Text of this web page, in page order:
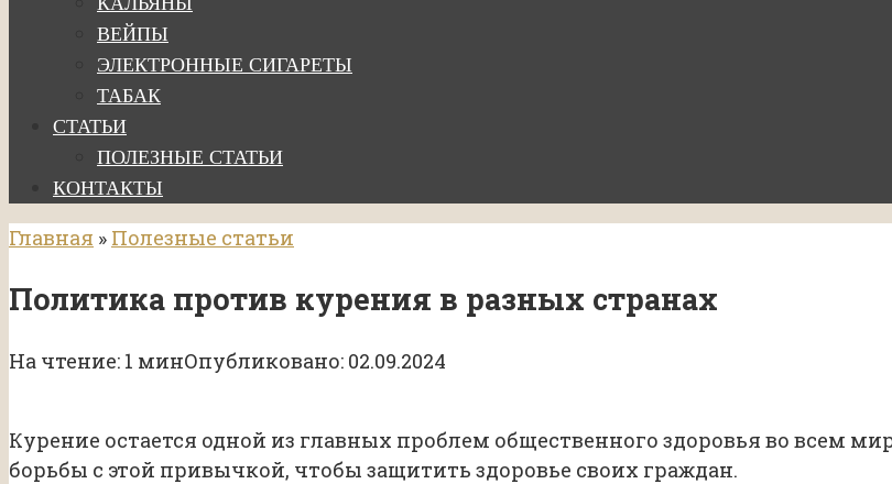
ВЕЙПЫ
ЭЛЕКТРОННЫЕ СИГАРЕТЫ
ТАБАК
СТАТЬИ
ПОЛЕЗНЫЕ СТАТЬИ
КОНТАКТЫ
Главная » Полезные статьи
Политика против курения в разных странах
На чтение: 1 минОпубликовано: 02.09.2024
Курение остается одной из главных проблем общественного здоровья во всем
борьбы с этой привычкой, чтобы защитить здоровье своих граждан.